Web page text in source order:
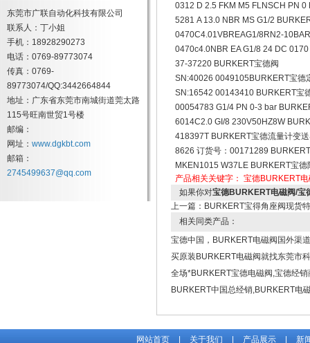
东莞市广联自动化科技有限公司
联系人：丁小姐
手机：18928290273
电话：0769-89773074
传真：0769-
89773074/QQ:3442664844
地址：广东省东莞市南城街道莞太路
115号旺南世贸1号楼
邮编：
网址： www.dgkbt.com
邮箱：
2745499637@qq.com
0312 D 2.5 FKM M5 FLNSCH PN
5281 A 13.0 NBR MS G1/2
0470C4.01VBREAG1/8RN2-
0470c4.0NBR EA G1/8 24 DC
37-37220 BURKERT宝德阀
SN:40026 0049105BURKERT宝德
SN:16542 00143410 BURKERT宝
00054783 G1/4 PN 0-3 bar
6014C2.0 GI/8 230V50HZ8W
418397T BURKERT宝德流量计变
8626 订货号：00171289
MKEN1015 W37LE BURKERT宝
产品相关关键字： 宝德BURKERT
如果你对宝德BURKERT电磁阀/宝
上一篇： BURKERT宝得角座阀现货
相关同类产品：
宝德中国，BURKERT电磁阀国外渠道
买原装BURKERT电磁阀就找东莞市
全场*BURKERT宝德电磁阀,宝德经销
BURKERT中国总经销,BURKERT电
网站首页 关于我们 产品展示 新